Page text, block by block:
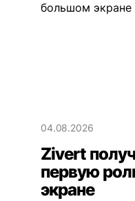
04.08.2026
Zivert
первую
экране